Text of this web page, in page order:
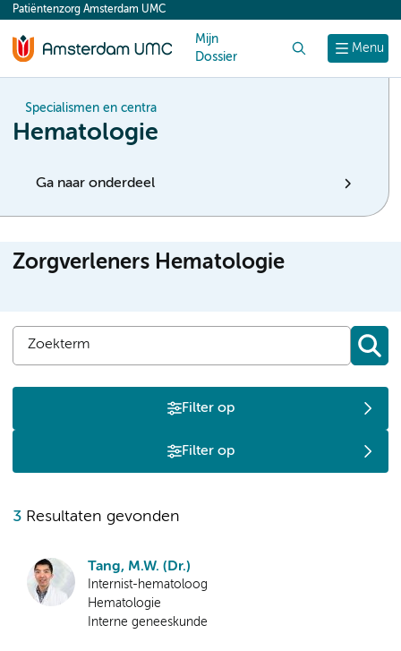
content
Menu
Patiëntenzorg Amsterdam UMC
Mijn
Dossier
Specialismen en centra
Hematologie
Ga naar onderdeel
Zorgverleners Hematologie
Filter op
Filter op
3 Resultaten gevonden
Tang, M.W. (Dr.)
Internist-hematoloog
Hematologie
Interne geneeskunde